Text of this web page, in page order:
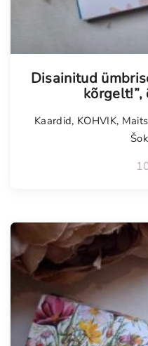
Disainitud
kõrgelt!”,
Kaardid, KOHVIK,